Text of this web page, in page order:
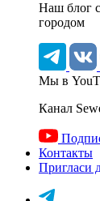
Наш блог
городом
Мы в
Канал
Контакты
Пригласи